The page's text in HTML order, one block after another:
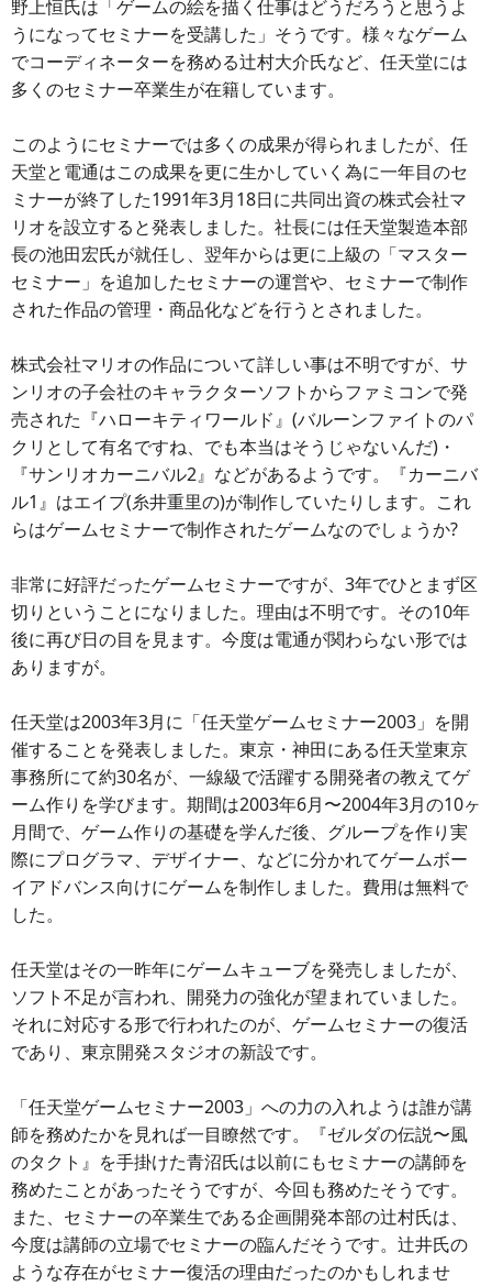
野上恒氏は「ゲームの絵を描く仕事はどうだろうと思うよ
うになってセミナーを受講した」そうです。様々なゲーム
でコーディネーターを務める辻村大介氏など、任天堂には
多くのセミナー卒業生が在籍しています。
このようにセミナーでは多くの成果が得られましたが、任
天堂と電通はこの成果を更に生かしていく為に一年目のセ
ミナーが終了した1991年3月18日に共同出資の株式会社マ
リオを設立すると発表しました。社長には任天堂製造本部
長の池田宏氏が就任し、翌年からは更に上級の「マスター
セミナー」を追加したセミナーの運営や、セミナーで制作
された作品の管理・商品化などを行うとされました。
株式会社マリオの作品について詳しい事は不明ですが、サ
ンリオの子会社のキャラクターソフトからファミコンで発
売された『ハローキティワールド』(バルーンファイトのパ
クリとして有名ですね、でも本当はそうじゃないんだ)・
『サンリオカーニバル2』などがあるようです。『カーニバ
ル1』はエイプ(糸井重里の)が制作していたりします。これ
らはゲームセミナーで制作されたゲームなのでしょうか?
非常に好評だったゲームセミナーですが、3年でひとまず区
切りということになりました。理由は不明です。その10年
後に再び日の目を見ます。今度は電通が関わらない形では
ありますが。
任天堂は2003年3月に「任天堂ゲームセミナー2003」を開
催することを発表しました。東京・神田にある任天堂東京
事務所にて約30名が、一線級で活躍する開発者の教えてゲ
ーム作りを学びます。期間は2003年6月〜2004年3月の10ヶ
月間で、ゲーム作りの基礎を学んだ後、グループを作り実
際にプログラマ、デザイナー、などに分かれてゲームボー
イアドバンス向けにゲームを制作しました。費用は無料で
した。
任天堂はその一昨年にゲームキューブを発売しましたが、
ソフト不足が言われ、開発力の強化が望まれていました。
それに対応する形で行われたのが、ゲームセミナーの復活
であり、東京開発スタジオの新設です。
「任天堂ゲームセミナー2003」への力の入れようは誰が講
師を務めたかを見れば一目瞭然です。『ゼルダの伝説〜風
のタクト』を手掛けた青沼氏は以前にもセミナーの講師を
務めたことがあったそうですが、今回も務めたそうです。
また、セミナーの卒業生である企画開発本部の辻村氏は、
今度は講師の立場でセミナーの臨んだそうです。辻井氏の
ような存在がセミナー復活の理由だったのかもしれませ